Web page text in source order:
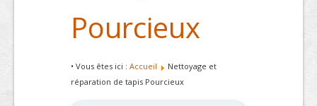
Pourcieux
• Vous êtes ici : Accueil
Nettoyage et
réparation de tapis Pourcieux